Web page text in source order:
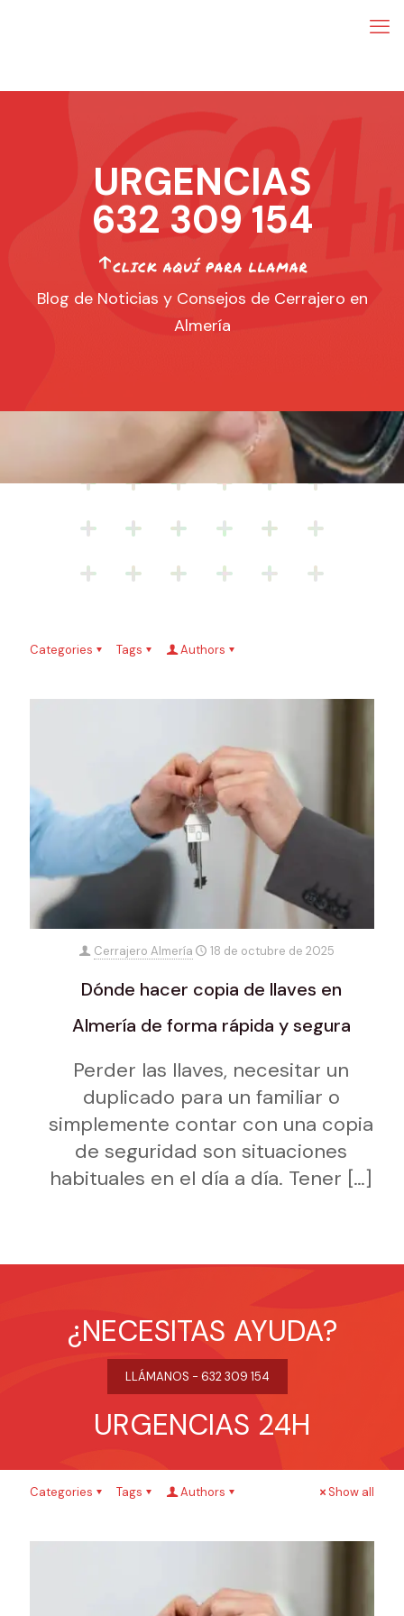
URGENCIAS
632 309 154
Blog de Noticias y Consejos de Cerrajero en
Almería
Categories Tags Authors
Cerrajero Almería 18 de octubre de 2025
Dónde hacer copia de llaves en
Almería de forma rápida y segura
Perder las llaves, necesitar un
duplicado para un familiar o
simplemente contar con una copia
de seguridad son situaciones
habituales en el día a día. Tener […]
¿NECESITAS AYUDA?
LLÁMANOS - 632 309 154
URGENCIAS 24H
Categories Tags Authors Show all